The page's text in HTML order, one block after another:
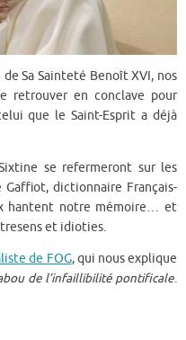
Sa Sainteté Benoît XVI, nos
retrouver en conclave pour
que le Saint-Esprit a déjà
se refermeront sur les
dictionnaire Français-
hantent notre mémoire… et
et idioties.
de FOG, qui nous explique
de l’infaillibilité pontificale.